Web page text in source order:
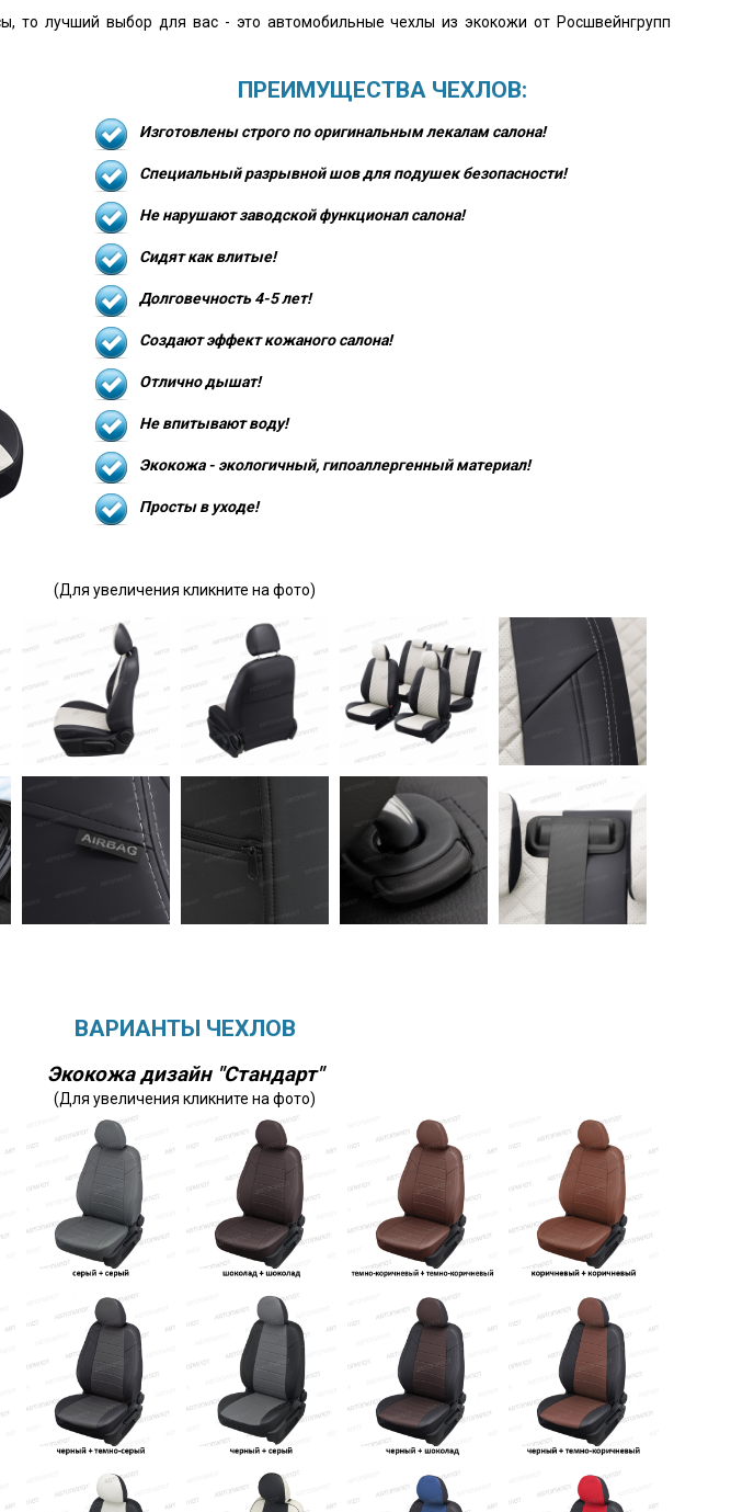
то лучший выбор для вас - это автомобильные чехлы из экокожи от Росшвейнгрупп
ПРЕИМУЩЕСТВА ЧЕХЛОВ:
Изготовлены строго по оригинальным лекалам салона!
Специальный разрывной шов для подушек безопасности!
Не нарушают заводской функционал салона!
Сидят как влитые!
Долговечность 4-5 лет!
Создают эффект кожаного салона!
Отлично дышат!
Не впитывают воду!
Экокожа - экологичный, гипоаллергенный материал!
Просты в уходе!
(Для увеличения кликните на фото)
ВАРИАНТЫ ЧЕХЛОВ
Экокожа дизайн "Стандарт"
(Для увеличения кликните на фото)